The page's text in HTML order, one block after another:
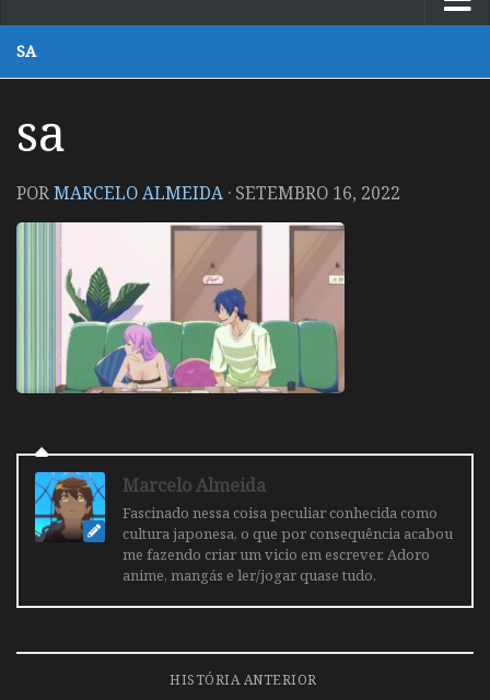
SA
sa
PORMARCELO ALMEIDA · SETEMBRO 16, 2022
Marcelo Almeida
Fascinado nessa coisa peculiar conhecida como
cultura japonesa, o que por consequência acabou
me fazendo criar um vicio em escrever. Adoro
anime, mangás e ler/jogar quase tudo.
HISTÓRIA ANTERIOR